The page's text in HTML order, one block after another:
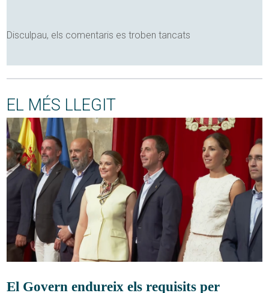
Disculpau, els comentaris es troben tancats
EL MÉS LLEGIT
El Govern endureix els requisits per